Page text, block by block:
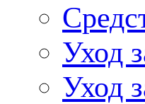
Уход
Уход